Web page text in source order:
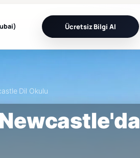
Ücretsiz Bilgi Al
Dil Okulu